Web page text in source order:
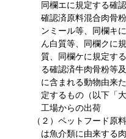
同欄エに規定する確
確認済原料混合肉骨
ンミール等、同欄キ
ん白質等、同欄クに
質、同欄ケに規定す
る確認済牛肉骨粉等
に含まれる動物由来
定するもの（以下「
工場からの出荷
（２）ペットフード原
は魚介類に由来する